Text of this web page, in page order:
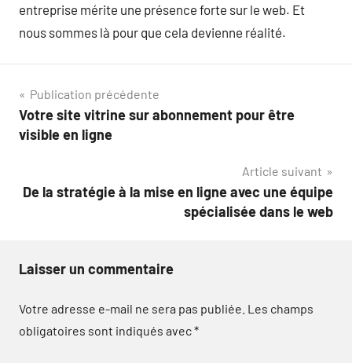
entreprise mérite une présence forte sur le web. Et
nous sommes là pour que cela devienne réalité.
Navigation
de
Publication précédente
Votre site vitrine sur abonnement pour être
visible en ligne
Article suivant
De la stratégie à la mise en ligne avec une équipe
spécialisée dans le web
Laisser un commentaire
Votre adresse e-mail ne sera pas publiée. Les champs
obligatoires sont indiqués avec*